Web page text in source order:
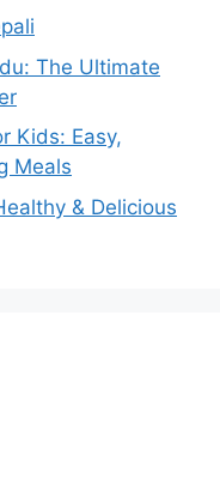
The Ultimate
Kids: Easy,
Meals
& Delicious